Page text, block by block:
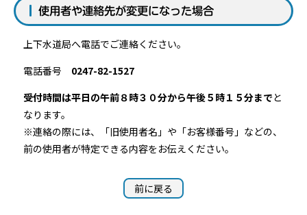
使用者や連絡先が変更になった場合
上下水道局へ電話でご連絡ください。
電話番号 0247-82-1527
受付時間は平日の午前８時３０分から午後５時１５分までと
なります。
※連絡の際には、「旧使用者名」や「お客様番号」などの、
前の使用者が特定できる内容をお伝えください。
前に戻る